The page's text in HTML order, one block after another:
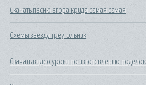
Скачать песню егора крида самая самая
Схемы звезда треугольник
Скачать видео уроки по изготовлению поделок